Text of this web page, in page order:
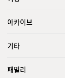
아카이브
기타
패밀리